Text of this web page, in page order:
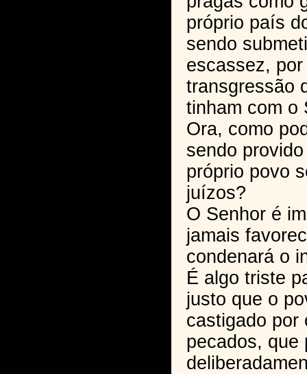
próprio país
sendo
escassez,
transgressão
tinham com o
Ora, como
sendo
próprio povo
juízos?
O Senhor é
jamais
condenará o
É algo triste
justo que o
castigado por
pecados, que